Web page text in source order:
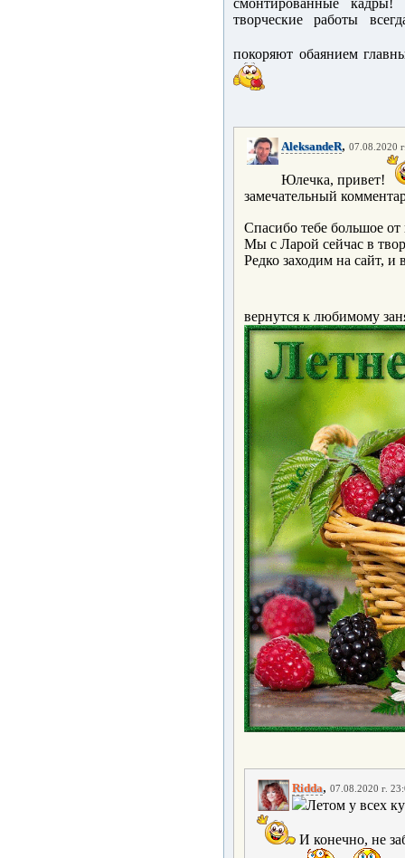
смонтированные кадры!
творческие работы
покоряют обаянием
AleksandeR, 07.08.2020
Юлечка, привет!
замечательный
Спасибо тебе большое от
Мы с Ларой сейчас в
Редко заходим на сайт,
вернутся к любимому
Ridda, 07.08.2020 г.
Летом у всех
И конечно, не